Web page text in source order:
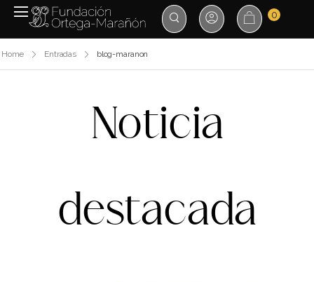
0
Home Entradas blog-maranon
Noticia
destacada